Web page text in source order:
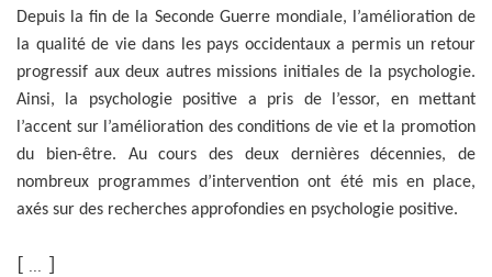
Depuis la fin de la Seconde Guerre mondiale, l’amélioration de
la qualité de vie dans les pays occidentaux a permis un retour
progressif aux deux autres missions initiales de la psychologie.
Ainsi, la psychologie positive a pris de l’essor, en mettant
l’accent sur l’amélioration des conditions de vie et la promotion
du bien-être. Au cours des deux dernières décennies, de
nombreux programmes d’intervention ont été mis en place,
axés sur des recherches approfondies en psychologie positive.
[ ... ]